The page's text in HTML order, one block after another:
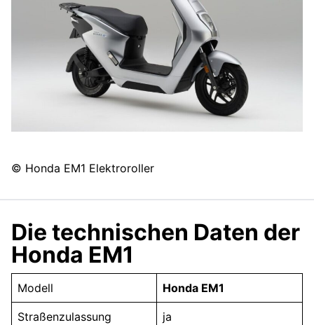
© Honda EM1 Elektroroller
Die technischen Daten der
Honda EM1
Modell Honda EM1
Straßenzulassung ja